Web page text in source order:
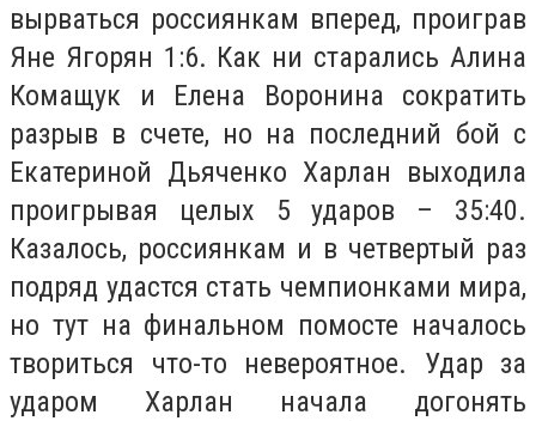
вырваться россиянкам вперед, проиграв
Яне Ягорян 1:6. Как ни старались Алина
Комащук и Елена Воронина сократить
разрыв в счете, но на последний бой с
Екатериной Дьяченко Харлан выходила
проигрывая целых 5 ударов – 35:40.
Казалось, россиянкам и в четвертый раз
подряд удастся стать чемпионками мира,
но тут на финальном помосте началось
твориться что-то невероятное. Удар за
ударом Харлан начала догонять